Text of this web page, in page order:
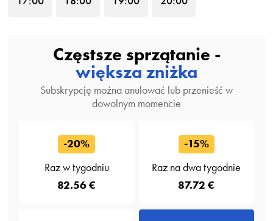
Częstsze sprzątanie -
większa zniżka
Subskrypcję można anulować lub przenieść w
dowolnym momencie
-20%
Raz w tygodniu
82.56 €
-15%
Raz na dwa tygodnie
87.72 €